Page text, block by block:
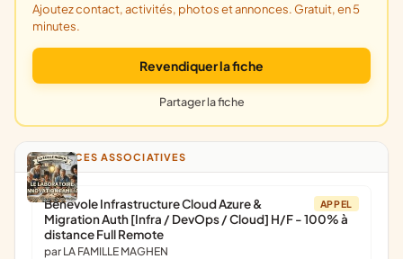
Ajoutez contact, activités, photos et annonces. Gratuit, en 5
minutes.
Revendiquer la fiche
Partager la fiche
ANNONCES ASSOCIATIVES
APPEL
Bénévole Infrastructure Cloud Azure &
Migration Auth [Infra / DevOps / Cloud] H/F - 100% à
distance Full Remote
par LA FAMILLE MAGHEN